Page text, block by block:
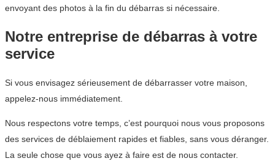
envoyant des photos à la fin du débarras si nécessaire.
Notre entreprise de débarras à votre
service
Si vous envisagez sérieusement de débarrasser votre maison,
appelez-nous immédiatement.
Nous respectons votre temps, c’est pourquoi nous vous proposons
des services de déblaiement rapides et fiables, sans vous déranger.
La seule chose que vous ayez à faire est de nous contacter.